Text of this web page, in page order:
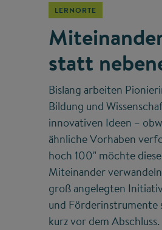
LERNORTE
statt
Bislang arbeiten
Bildung und
innovativen Ideen –
ähnliche Vorhaben
hoch 100" möchte
Miteinander
groß angelegten
und Förderinstrumente
kurz vor dem Abschluss.